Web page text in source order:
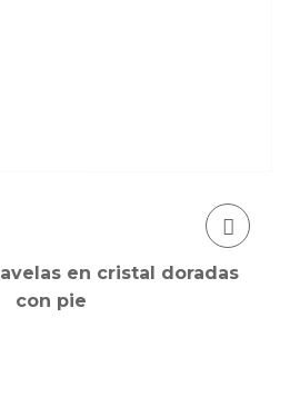
en cristal doradas
con pie